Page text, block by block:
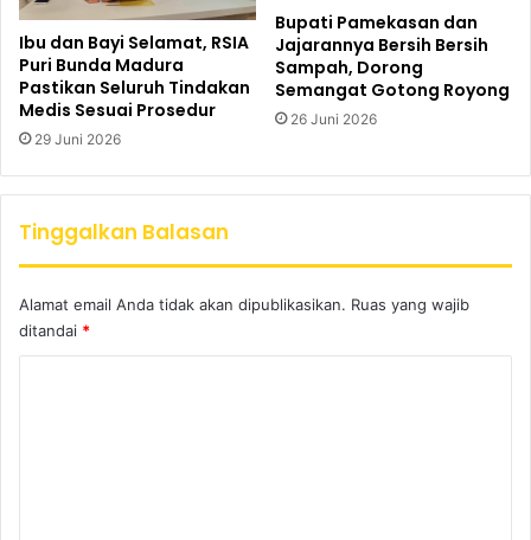
Ibu dan Bayi Selamat, RSIA
Puri Bunda Madura
Pastikan Seluruh Tindakan
Medis Sesuai Prosedur
29 Juni 2026
Bupati Pamekasan dan
Jajarannya Bersih Bersih
Sampah, Dorong
Semangat Gotong Royong
26 Juni 2026
Tinggalkan Balasan
Alamat email Anda tidak akan dipublikasikan. Ruas yang wajib
ditandai *